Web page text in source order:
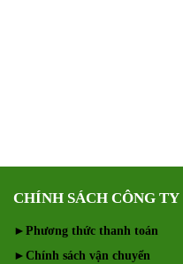
CHÍNH SÁCH CÔNG TY
► Phương thức thanh toán
► Chính sách vận chuyển